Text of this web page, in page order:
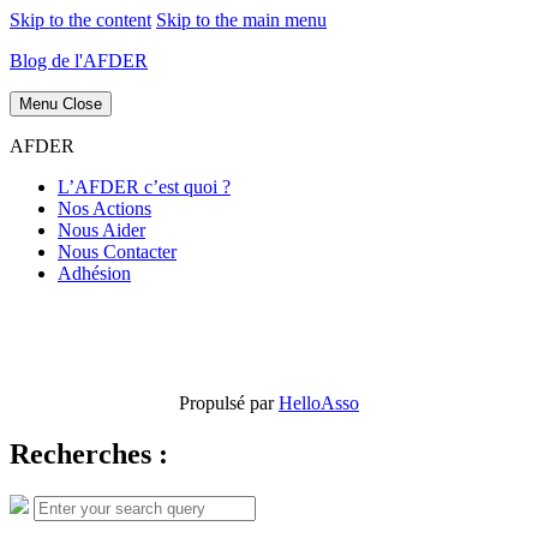
Skip to the content Skip to the main menu
Blog de l'AFDER
Menu Close
AFDER
L’AFDER c’est quoi ?
Nos Actions
Nous Aider
Nous Contacter
Adhésion
Propulsé parHelloAsso
Recherches :
Search
for:
Search